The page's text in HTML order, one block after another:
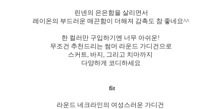
린넨의 은은함을 살리면서
레이온의 부드러운 매끈함이 더해져 감촉도 참 좋네요^^
한 컬러만 구입하기엔 너무 아쉬운!
무조건 추천드리는 썸머 라운드 가디건으로
스커트, 바지, 그리고 치마까지
다양하게 코디하세요
fit
라운드 네크라인의 여성스러운 가디건